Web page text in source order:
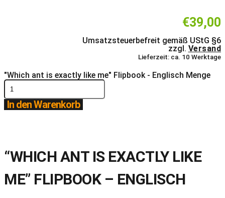
€39,00
Umsatzsteuerbefreit gemäß UStG §6
zzgl. Versand
Lieferzeit: ca. 10 Werktage
"Which ant is exactly like me" Flipbook - Englisch Menge
In den Warenkorb
“WHICH ANT IS EXACTLY LIKE
ME” FLIPBOOK – ENGLISCH